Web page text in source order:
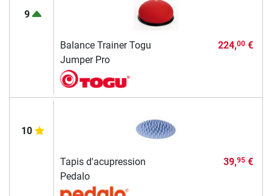
9
Balance Trainer Togu
Jumper Pro
224,00€
10
Tapis d'acupression
Pedalo
39,95€